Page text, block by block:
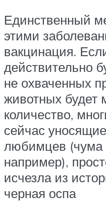
Единственный
этими
вакцинация.
действительно
не охваченных
животных будет
количество,
сейчас
любимцев (чума
например),
исчезла из
черная оспа